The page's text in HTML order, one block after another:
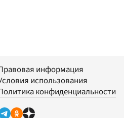
информация
использования
конфиденциальности